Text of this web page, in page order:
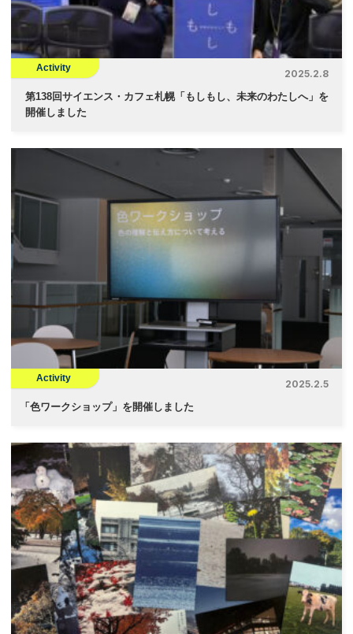
Activity
2025.2.8
第138回サイエンス・カフェ札幌「もしもし、未来のわたしへ」を
開催しました
Activity
2025.2.5
「 色ワークショップ」を開催しました